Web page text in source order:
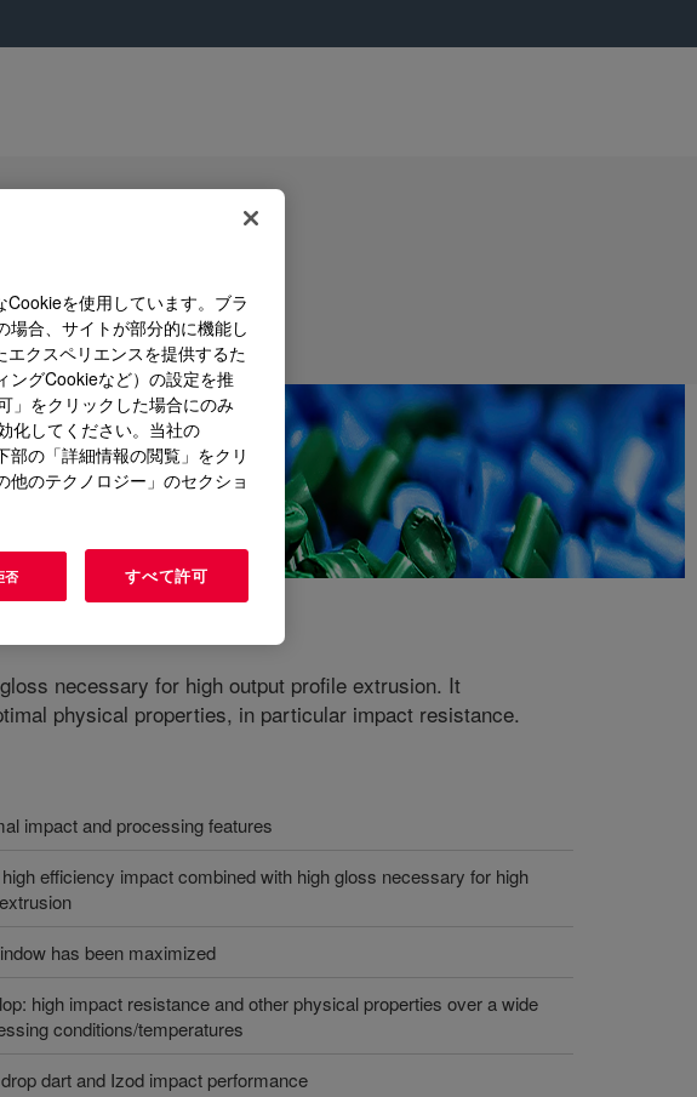
necessary for high output profile extrusion. It
physical properties, in particular impact resistance.
impact and processing features
efficiency impact combined with high gloss necessary for high
has been maximized
high impact resistance and other physical properties over a wide
conditions/temperatures
dart and Izod impact performance
を使用しています。ブラ
合、サイトが部分的に機能し
クスペリエンスを提供するた
ングCookieなど）の設定を推
」をクリックした場合にのみ
化してください。当社の
の「詳細情報の閲覧」をクリ
のテクノロジー」のセクショ
否 すべて許可